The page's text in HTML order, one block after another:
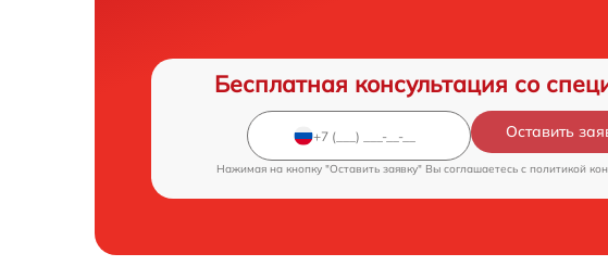
Бесплатная консультация со
Оставить
Нажимая на кнопку "Оставить заявку" Вы соглашаетесь c политикой